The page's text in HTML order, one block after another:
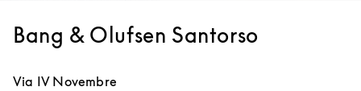
Bang & Olufsen Santorso
Via IV Novembre